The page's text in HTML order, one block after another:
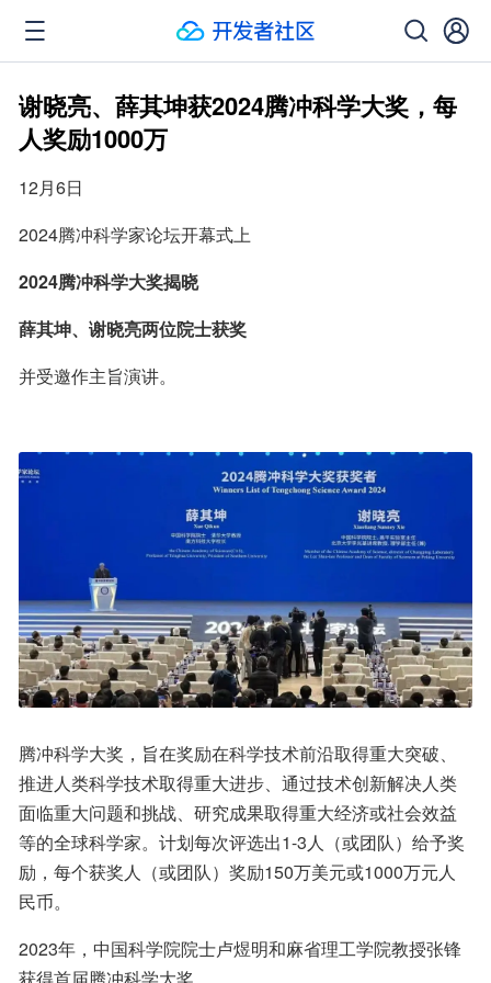
谢晓亮、薛其坤获2024腾冲科学大奖，每
人奖励1000万
12月6日
2024腾冲科学家论坛开幕式上
2024腾冲科学大奖揭晓
薛其坤、谢晓亮两位院士获奖
并受邀作主旨演讲。
腾冲科学大奖，旨在奖励在科学技术前沿取得重大突破、
推进人类科学技术取得重大进步、通过技术创新解决人类
面临重大问题和挑战、研究成果取得重大经济或社会效益
等的全球科学家。计划每次评选出1-3人（或团队）给予奖
励，每个获奖人（或团队）奖励150万美元或1000万元人
民币。
2023年，中国科学院院士卢煜明和麻省理工学院教授张锋